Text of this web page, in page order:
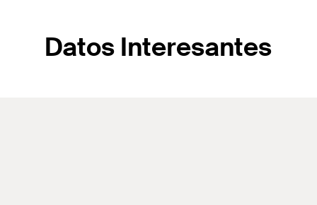
Datos Interesantes